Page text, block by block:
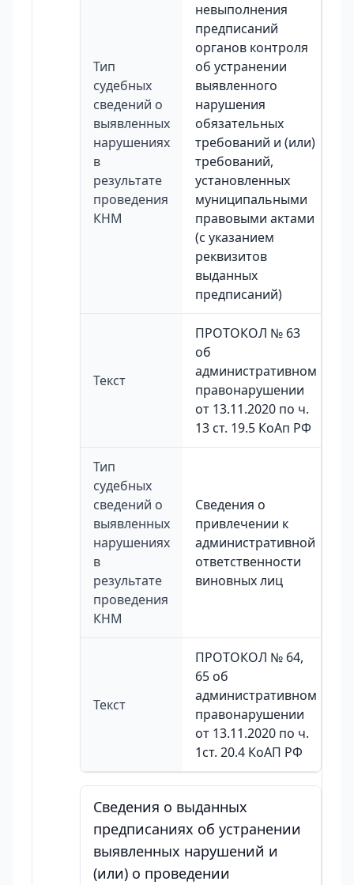
Тип
судебных
сведений о
выявленных
нарушениях
в
результате
проведения
КНМ
невыполнения
предписаний
органов контроля
об устранении
выявленного
нарушения
обязательных
требований и (или)
требований,
установленных
муниципальными
правовыми актами
(с указанием
реквизитов
выданных
предписаний)
Текст
ПРОТОКОЛ № 63
об
административном
правонарушении
от 13.11.2020 по ч.
13 ст. 19.5 КоАп РФ
Тип
судебных
сведений о
выявленных
нарушениях
в
результате
проведения
КНМ
Сведения о
привлечении к
административной
ответственности
виновных лиц
Текст
ПРОТОКОЛ № 64,
65 об
административном
правонарушении
от 13.11.2020 по ч.
1ст. 20.4 КоАП РФ
Сведения о выданных
предписаниях об устранении
выявленных нарушений и
(или) о проведении